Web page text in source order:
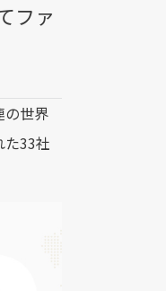
ファ
の世界
た33社